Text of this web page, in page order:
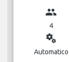
group
4
miscellaneous_services
Automatico